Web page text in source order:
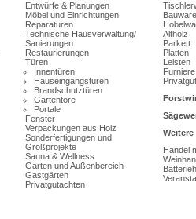
Entwürfe & Planungen
Möbel und Einrichtungen
Reparaturen
Technische Hausverwaltung/
Sanierungen
Restaurierungen
Türen
Innentüren
Hauseingangstüren
Brandschutztüren
Gartentore
Portale
Fenster
Verpackungen aus Holz
Sonderfertigungen und
Großprojekte
Sauna & Wellness
Garten und Außenbereich
Gastgärten
Privatgutachten
Bauware
Altholz
Parkett
Platten
Leisten
Furniere
Handel